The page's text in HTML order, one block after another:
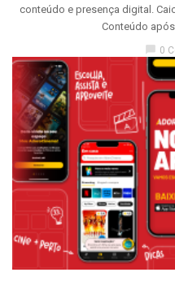
conteúdo e presença digital.
Conteúdo
chat_bubble 0